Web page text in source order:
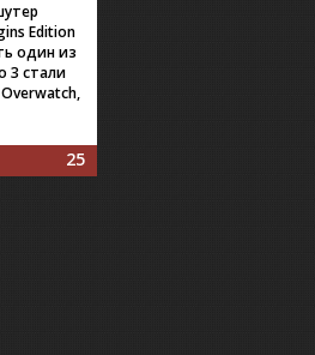
Edition
один из
3 стали
25